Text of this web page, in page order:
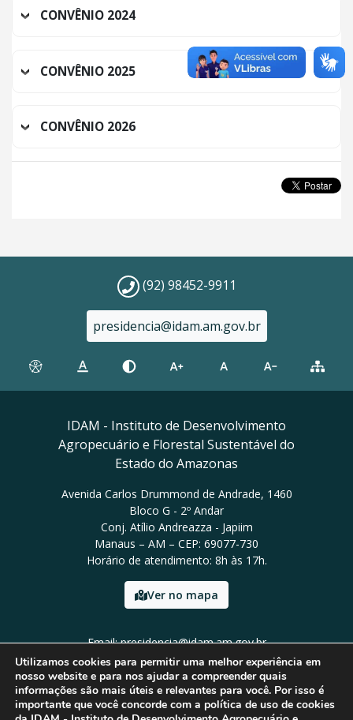
CONVÊNIO 2024
CONVÊNIO 2025
CONVÊNIO 2026
(92) 98452-9911
presidencia@idam.am.gov.br
IDAM - Instituto de Desenvolvimento
Agropecuário e Florestal Sustentável do
Estado do Amazonas
Avenida Carlos Drummond de Andrade, 1460
Bloco G - 2º Andar
Conj. Atílio Andreazza - Japiim
Manaus – AM – CEP: 69077-730
Horário de atendimento: 8h às 17h.
Ver no mapa
Email: presidencia@idam.am.gov.br
Tel: (92) 98452-9911
Utilizamos cookies para permitir uma melhor experiência em
nosso website e para nos ajudar a compreender quais
informações são mais úteis e relevantes para você. Por isso é
importante que você concorde com a política de uso de cookies